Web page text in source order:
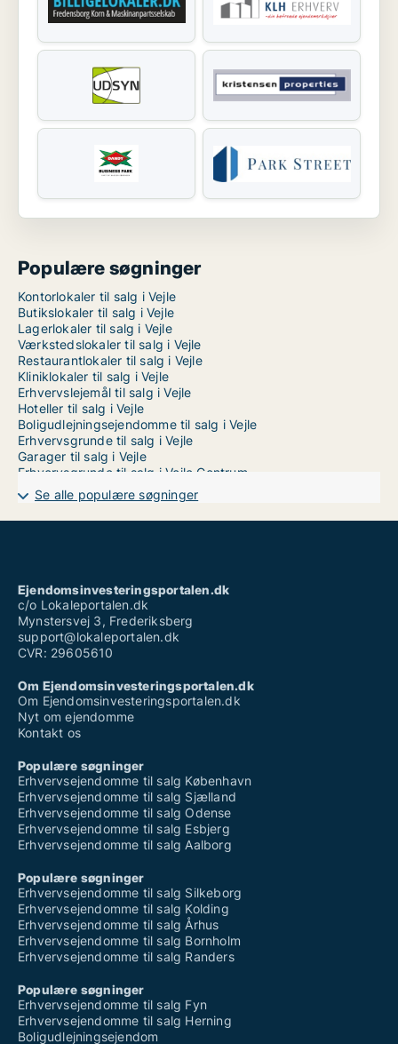
Populære søgninger
Kontorlokaler til salg i Vejle
Butikslokaler til salg i Vejle
Lagerlokaler til salg i Vejle
Værkstedslokaler til salg i Vejle
Restaurantlokaler til salg i Vejle
Kliniklokaler til salg i Vejle
Erhvervslejemål til salg i Vejle
Hoteller til salg i Vejle
Boligudlejningsejendomme til salg i Vejle
Erhvervsgrunde til salg i Vejle
Garager til salg i Vejle
Erhvervsgrunde til salg i Vejle Centrum
Erhvervsgrunde til salg i Vejle Øst
Se alle populære søgninger
Ejendomsinvesteringsportalen.dk
c/o Lokaleportalen.dk
Mynstersvej 3, Frederiksberg
support@lokaleportalen.dk
CVR: 29605610
Om Ejendomsinvesteringsportalen.dk
Om Ejendomsinvesteringsportalen.dk
Nyt om ejendomme
Kontakt os
Populære søgninger
Erhvervsejendomme til salg København
Erhvervsejendomme til salg Sjælland
Erhvervsejendomme til salg Odense
Erhvervsejendomme til salg Esbjerg
Erhvervsejendomme til salg Aalborg
Populære søgninger
Erhvervsejendomme til salg Silkeborg
Erhvervsejendomme til salg Kolding
Erhvervsejendomme til salg Århus
Erhvervsejendomme til salg Bornholm
Erhvervsejendomme til salg Randers
Populære søgninger
Erhvervsejendomme til salg Fyn
Erhvervsejendomme til salg Herning
Boligudlejningsejendom